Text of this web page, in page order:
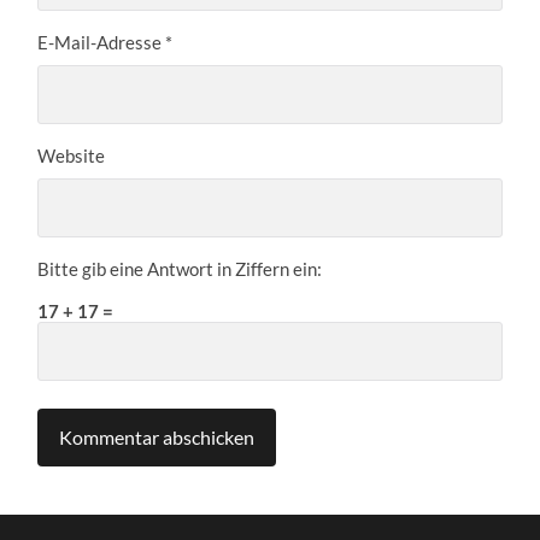
E-Mail-Adresse *
Website
Bitte gib eine Antwort in Ziffern ein:
17 + 17 =